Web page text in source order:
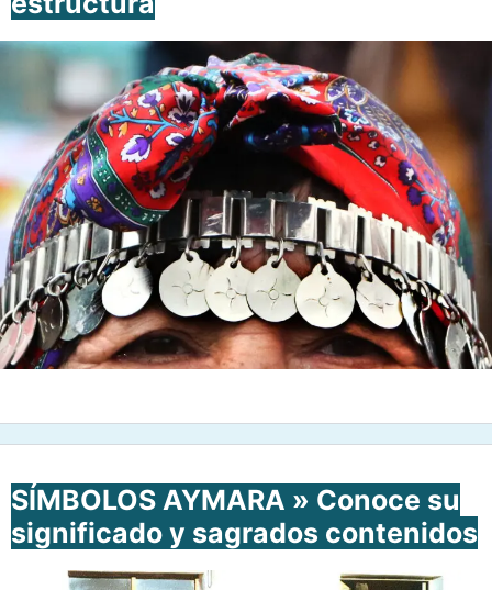
SÍMBOLOS AYMARA » Conoce su
significado y sagrados contenidos